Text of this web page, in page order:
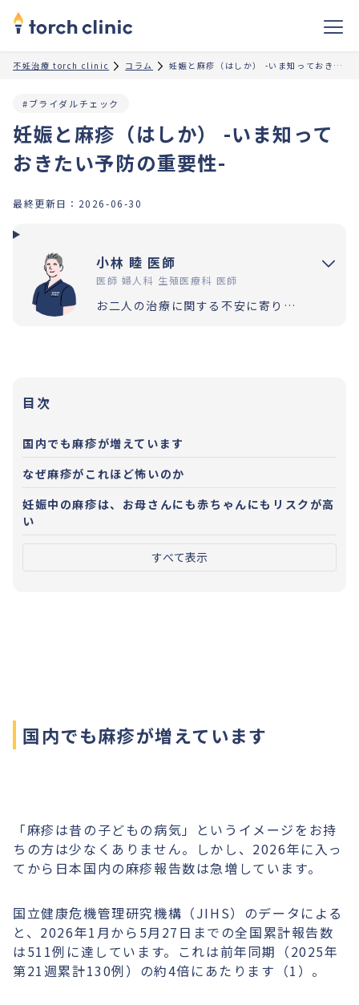
不妊治療 torch clinic コラム 妊娠と麻疹（はしか） -いま知っておきたい予防の重要性-
妊娠と麻疹（はしか） -いま知って
おきたい予防の重要性-
#ブライダルチェック
最終更新日： 2026-06-30
小林 睦 医師
医師 婦人科 生殖医療科 医師
お二人の治療に関する不安に寄り添いながら、卒業まで伴走させていただきます。わからないことなど、お気軽にご質問いただけたら幸いです。
目次
国内でも麻疹が増えています
なぜ麻疹がこれほど怖いのか
妊娠中の麻疹は、お母さんにも赤ちゃんにもリスクが高
い
すべて表示
国内でも麻疹が増えています
「麻疹は昔の子どもの病気」というイメージをお持
ちの方は少なくありません。しかし、2026年に入っ
てから日本国内の麻疹報告数は急増しています。
国立健康危機管理研究機構（JIHS）のデータによる
と、2026年1月から5月27日までの全国累計報告数
は511例に達しています。これは前年同期（2025年
第21週累計130例）の約4倍にあたります（1）。